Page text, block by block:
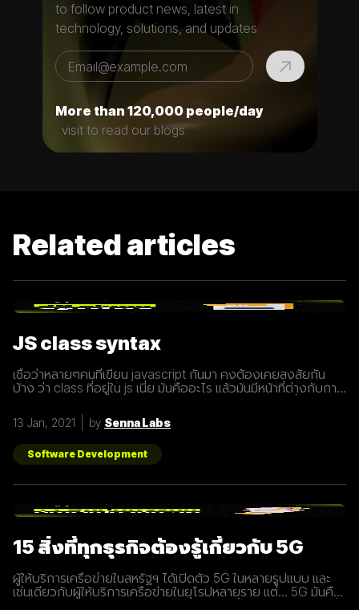
to follow product news, latest in
technology, solutions, and updates
More than 120,000 people/day
visit to read our blogs
Related articles
JS class syntax
เชื่อว่าหลายๆคนที่เขียน javascript กันมา คงต้องเคยสงสัยกัน
บ้าง ว่า class ที่อยู่ใน js เนี่ย มันคืออะไร แล้วมันมีหน้าที่ต่างกับการ
กว่า class เปรียบเสมือนกับ blueprint หรือแบบพิมพ์เขียว ที่
สามารถนำไปสร้างเป็นสิ่งของ( object ) ตาม blueprint หรือแบบ
พิมพ์เขียว( class ) นั้นๆได้ โดยภายใน class
13 Jan, 2021 by Senna Labs
Software Development
15 สิ่งที่ทุกธุรกิจต้องรู้เกี่ยวกับ 5G
ผู้ให้บริการเครือข่ายในสหรัฐฯ ได้เปิดตัว 5G ในหลายรูปแบบ และ
เช่นเดียวกับผู้ให้บริการเครือข่ายในยุโรปหลายราย แต่… 5G มันคือ